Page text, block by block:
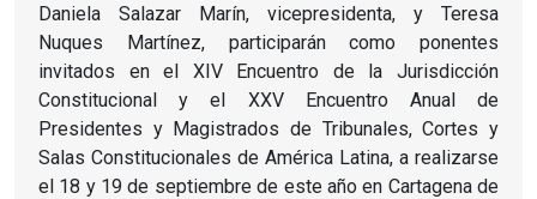
Daniela Salazar Marín, vicepresidenta, y Teresa
Nuques Martínez, participarán como ponentes
invitados en el XIV Encuentro de la Jurisdicción
Constitucional y el XXV Encuentro Anual de
Presidentes y Magistrados de Tribunales, Cortes y
Salas Constitucionales de América Latina, a realizarse
el 18 y 19 de septiembre de este año en Cartagena de